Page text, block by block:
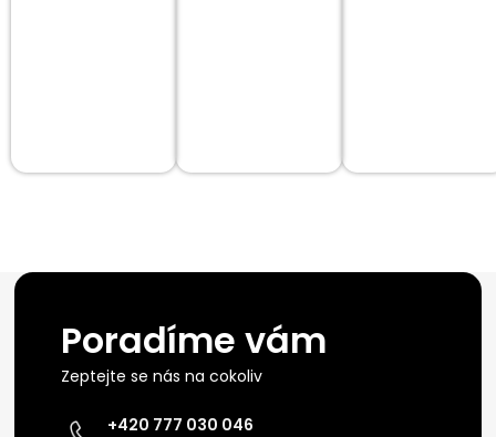
Poradíme vám
Zeptejte se nás na cokoliv
+420 777 030 046